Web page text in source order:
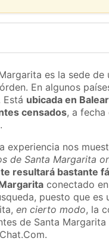
es la sede
En algunos
Está ubicada en
censados, a
experiencia nos
de Santa Margarita
te resultará bastante
conectado
puesto que es
en cierto modo, la
de Santa